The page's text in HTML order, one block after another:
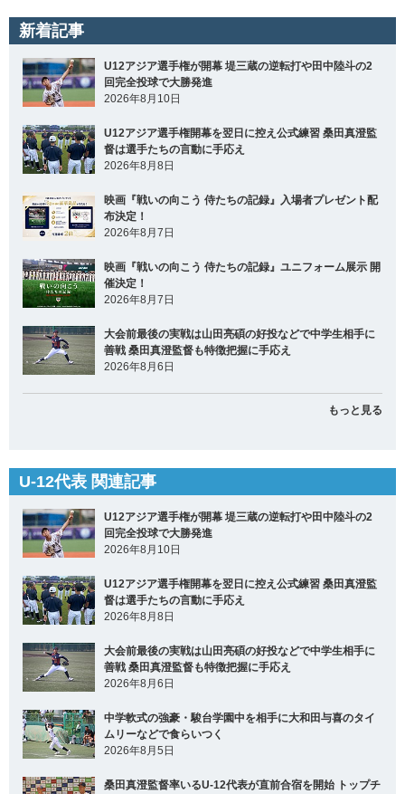
新着記事
U12アジア選手権が開幕 堤三蔵の逆転打や田中陸斗の2
回完全投球で大勝発進
2026年8月10日
U12アジア選手権開幕を翌日に控え公式練習 桑田真澄監
督は選手たちの言動に手応え
2026年8月8日
映画『戦いの向こう 侍たちの記録』入場者プレゼント配
布決定！
2026年8月7日
映画『戦いの向こう 侍たちの記録』ユニフォーム展示 開
催決定！
2026年8月7日
大会前最後の実戦は山田亮碩の好投などで中学生相手に
善戦 桑田真澄監督も特徴把握に手応え
2026年8月6日
もっと見る
U-12代表 関連記事
U12アジア選手権が開幕 堤三蔵の逆転打や田中陸斗の2
回完全投球で大勝発進
2026年8月10日
U12アジア選手権開幕を翌日に控え公式練習 桑田真澄監
督は選手たちの言動に手応え
2026年8月8日
大会前最後の実戦は山田亮碩の好投などで中学生相手に
善戦 桑田真澄監督も特徴把握に手応え
2026年8月6日
中学軟式の強豪・駿台学園中を相手に大和田与喜のタイ
ムリーなどで食らいつく
2026年8月5日
桑田真澄監督率いるU-12代表が直前合宿を開始 トップチ